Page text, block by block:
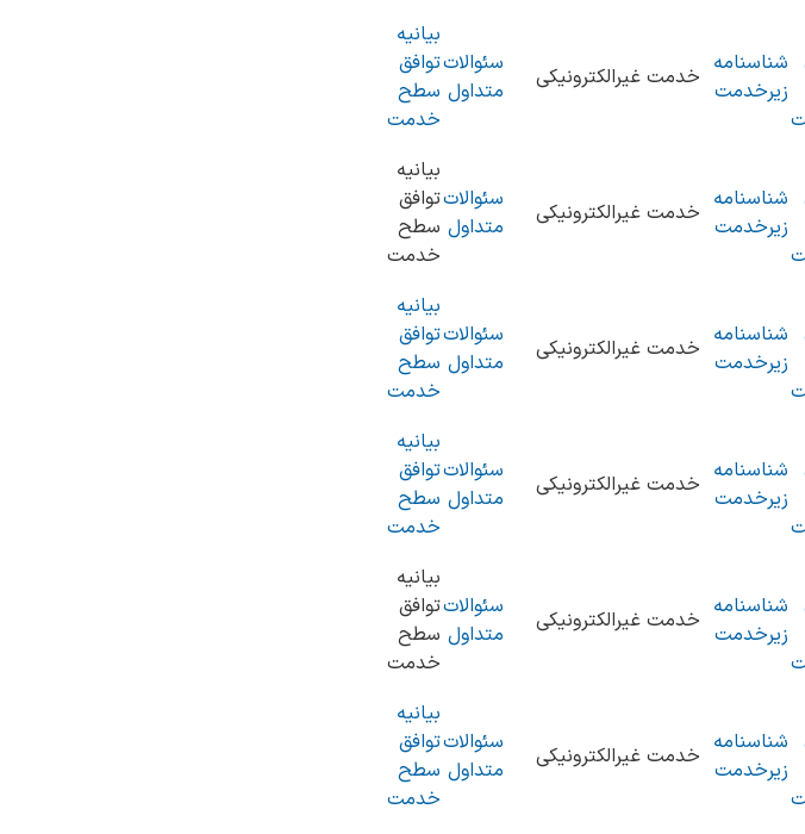
شناسنامه
زیرخدمت خدمت غیرالکترونیکی
سئوالات
متداول
بیانیه
توافق
سطح
خدمت
شناسنامه
زیرخدمت خدمت غیرالکترونیکی
سئوالات
متداول
بیانیه
توافق
سطح
خدمت
شناسنامه
زیرخدمت خدمت غیرالکترونیکی
سئوالات
متداول
بیانیه
توافق
سطح
خدمت
شناسنامه
زیرخدمت خدمت غیرالکترونیکی
سئوالات
متداول
بیانیه
توافق
سطح
خدمت
شناسنامه
زیرخدمت خدمت غیرالکترونیکی
سئوالات
متداول
بیانیه
توافق
سطح
خدمت
شناسنامه
زیرخدمت خدمت غیرالکترونیکی
سئوالات
متداول
بیانیه
توافق
سطح
خدمت